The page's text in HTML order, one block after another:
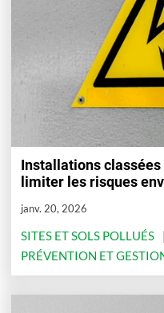
Installations
limiter les risques
janv. 20, 2026
SITES ET SOLS POLLUÉS
PRÉVENTION ET